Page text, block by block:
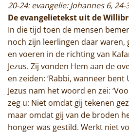
20-24: evangelie: Johannes 6, 24-
De evangelietekst uit de
In die tijd toen de mensen
noch zijn leerlingen daar waren,
en voeren in de richting van
Jezus. Zij vonden Hem aan de
en zeiden: ‘Rabbi, wanneer bent
Jezus nam het woord en zei:
zeg u: Niet omdat gij tekenen
maar omdat gij van de broden
honger was gestild. Werkt niet